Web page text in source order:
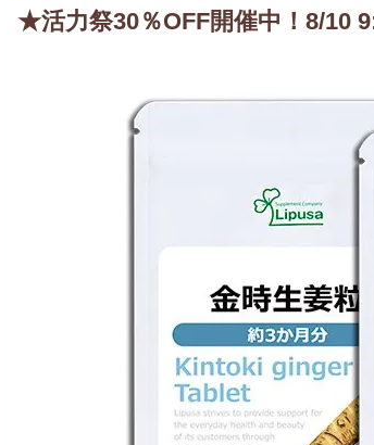
★活力祭30％OFF開催中！8/10